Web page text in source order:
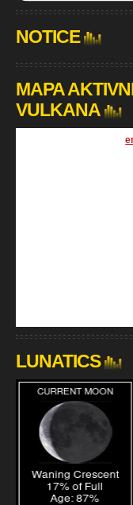
NOTICE
MAPA
VULKANA
[
LUNATICS